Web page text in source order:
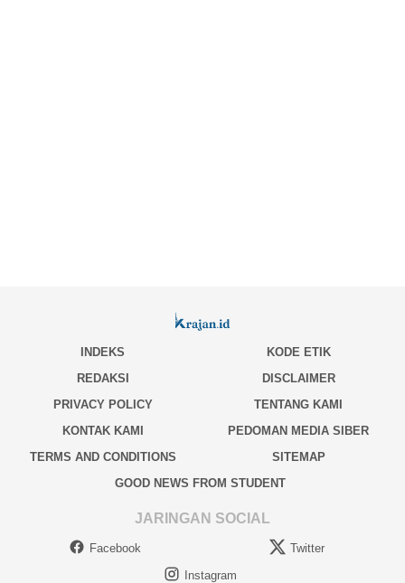
INDEKS
KODE ETIK
REDAKSI
DISCLAIMER
PRIVACY POLICY
TENTANG KAMI
KONTAK KAMI
PEDOMAN MEDIA SIBER
TERMS AND CONDITIONS
SITEMAP
GOOD NEWS FROM STUDENT
JARINGAN SOCIAL
Facebook
Twitter
Instagram